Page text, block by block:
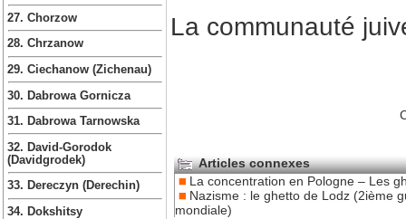
27. Chorzow
28. Chrzanow
29. Ciechanow (Zichenau)
30. Dabrowa Gornicza
31. Dabrowa Tarnowska
32. David-Gorodok
(Davidgrodek)
33. Dereczyn (Derechin)
34. Dokshitsy
La communauté
Articles connexes
La concentration en Pologne – Les
Nazisme : le ghetto de Lodz (2ième
mondiale)